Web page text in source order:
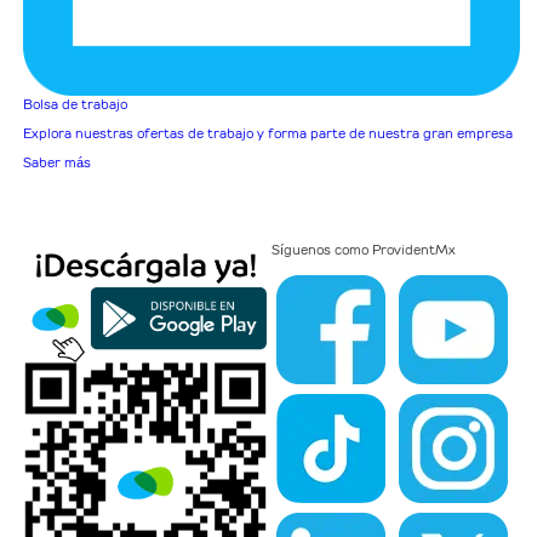
Bolsa de trabajo
Explora nuestras ofertas de trabajo y forma parte de nuestra gran empresa
Saber más
Síguenos como ProvidentMx